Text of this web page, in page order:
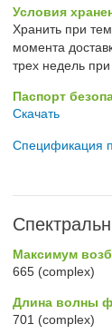
Условия
Хранить при
момента
трех недель
Паспорт
Скачать
Спецификация
Максимум
665 (complex)
Длина волны
701 (complex)